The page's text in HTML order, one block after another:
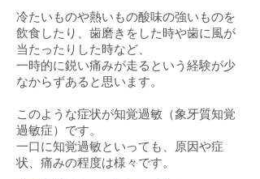
冷たいものや熱いもの酸味の強いものを
飲食したり、歯磨きをした時や歯に風が
当たったりした時など、
一時的に鋭い痛みが走るという経験が少
なからずあると思います。
このような症状が知覚過敏（象牙質知覚
過敏症）です。
一口に知覚過敏といっても、原因や症
状、痛みの程度は様々です。